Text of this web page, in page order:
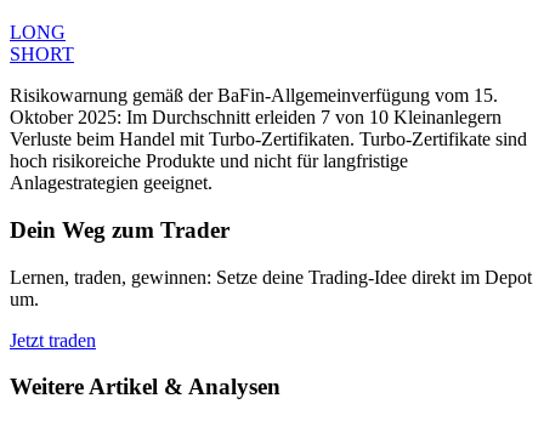
LONG
SHORT
Risikowarnung gemäß der BaFin-Allgemeinverfügung vom 15.
Oktober 2025: Im Durchschnitt erleiden 7 von 10 Kleinanlegern
Verluste beim Handel mit Turbo-Zertifikaten. Turbo-Zertifikate sind
hoch risikoreiche Produkte und nicht für langfristige
Anlagestrategien geeignet.
Dein Weg zum Trader
Lernen, traden, gewinnen: Setze deine Trading-Idee direkt im Depot
um.
Jetzt traden
Weitere Artikel & Analysen